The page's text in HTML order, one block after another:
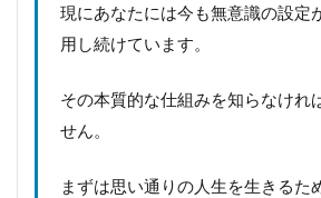
現にあなたには今も無意識の設定
用し続けています。
その本質的な仕組みを知らなけれ
せん。
まずは思い通りの人生を生きるた